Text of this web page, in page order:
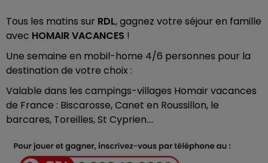
Tous les matins sur RDL, gagnez votre séjour en famille
avec HOMAIR VACANCES !
Une semaine en mobil-home 4/6 personnes pour la
destination de votre choix :
Valable dans les campings-villages Homair vacances
de France : Biscarosse, Canet en Roussillon, le
barcares, Toreilles, St Cyprien….